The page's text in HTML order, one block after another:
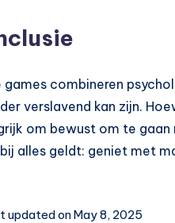
games combineren
verslavend kan zijn.
om bewust om te
alles geldt: geniet met
updated on May 8, 2025